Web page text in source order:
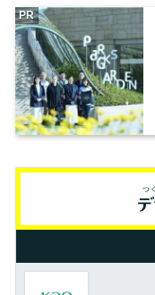
PR